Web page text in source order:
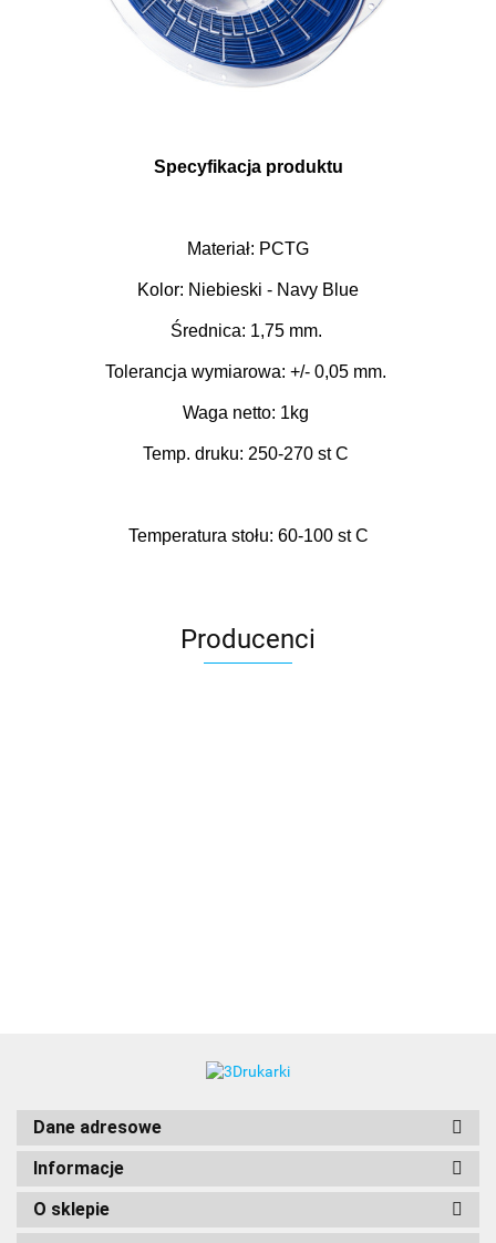
Specyfikacja produktu
Materiał: PCTG
Kolor: Niebieski - Navy Blue
Średnica: 1,75 mm.
Tolerancja wymiarowa: +/- 0,05 mm.
Waga netto: 1kg
Temp. druku: 250-270 st C
Temperatura stołu: 60-100 st C
Producenci
Dane adresowe
Informacje
O sklepie